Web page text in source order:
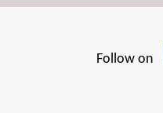
Follow on